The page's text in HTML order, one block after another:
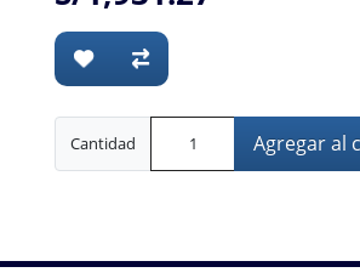
Cantidad Agregar al